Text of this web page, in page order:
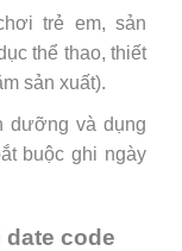
trẻ em, sản
thể thao, thiết
sản xuất).
dưỡng và dụng
buộc ghi ngày
code